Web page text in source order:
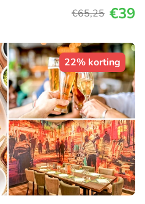
€65,25 €39
22% korting